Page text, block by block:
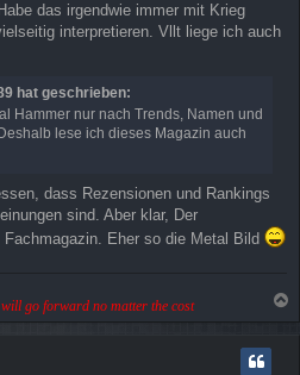
das irgendwie immer mit Krieg
interpretieren. Vllt liege ich auch
hat geschrieben:
Hammer nur nach Trends, Namen und
lese ich dieses Magazin auch
dass Rezensionen und Rankings
sind. Aber klar, Der
Eher so die Metal Bild
go forward no matter the cost
a